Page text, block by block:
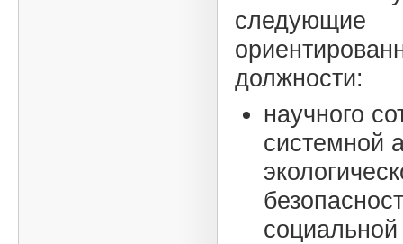
следующие
должности:
научного
системной